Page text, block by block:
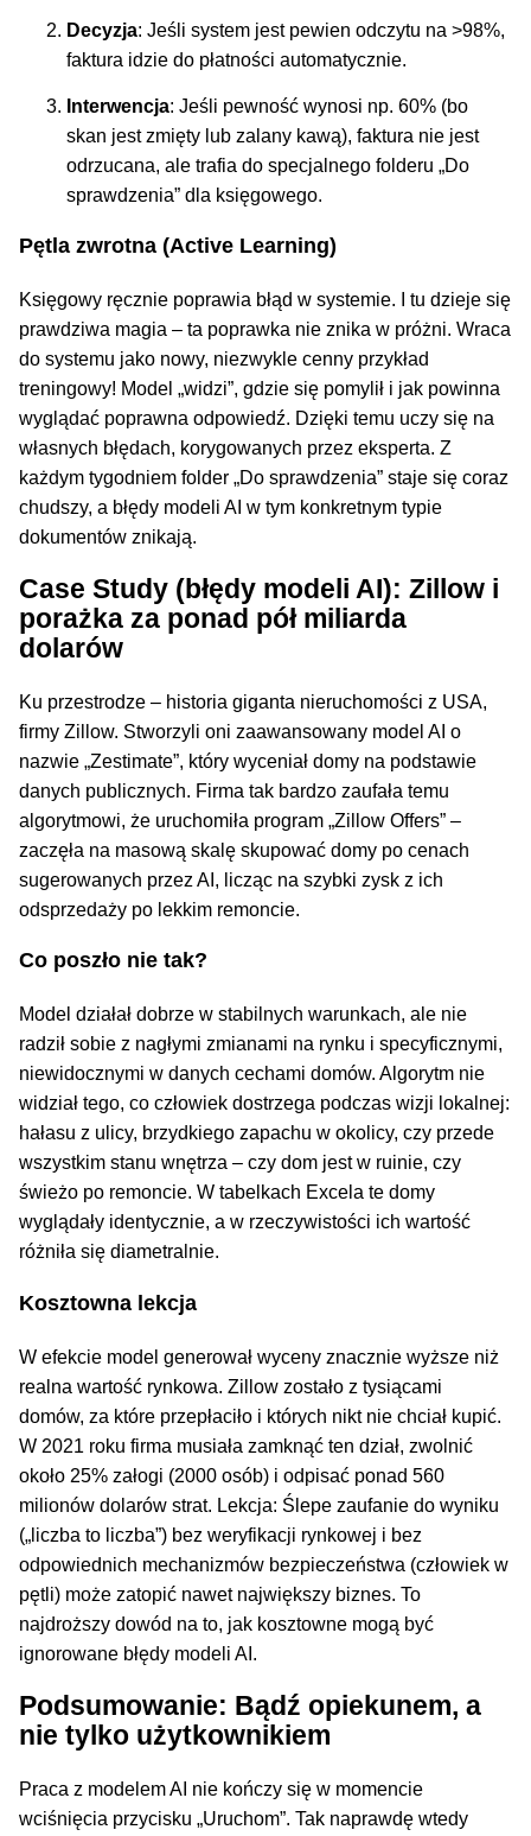
Decyzja: Jeśli system jest pewien odczytu na >98%,
faktura idzie do płatności automatycznie.
Interwencja: Jeśli pewność wynosi np. 60% (bo
skan jest zmięty lub zalany kawą), faktura nie jest
odrzucana, ale trafia do specjalnego folderu „Do
sprawdzenia” dla księgowego.
Pętla zwrotna (Active Learning)
Księgowy ręcznie poprawia błąd w systemie. I tu dzieje się
prawdziwa magia – ta poprawka nie znika w próżni. Wraca
do systemu jako nowy, niezwykle cenny przykład
treningowy! Model „widzi”, gdzie się pomylił i jak powinna
wyglądać poprawna odpowiedź. Dzięki temu uczy się na
własnych błędach, korygowanych przez eksperta. Z
każdym tygodniem folder „Do sprawdzenia” staje się coraz
chudszy, a błędy modeli AI w tym konkretnym typie
dokumentów znikają.
Case Study (błędy modeli AI): Zillow i
porażka za ponad pół miliarda
dolarów
Ku przestrodze – historia giganta nieruchomości z USA,
firmy Zillow. Stworzyli oni zaawansowany model AI o
nazwie „Zestimate”, który wyceniał domy na podstawie
danych publicznych. Firma tak bardzo zaufała temu
algorytmowi, że uruchomiła program „Zillow Offers” –
zaczęła na masową skalę skupować domy po cenach
sugerowanych przez AI, licząc na szybki zysk z ich
odsprzedaży po lekkim remoncie.
Co poszło nie tak?
Model działał dobrze w stabilnych warunkach, ale nie
radził sobie z nagłymi zmianami na rynku i specyficznymi,
niewidocznymi w danych cechami domów. Algorytm nie
widział tego, co człowiek dostrzega podczas wizji lokalnej:
hałasu z ulicy, brzydkiego zapachu w okolicy, czy przede
wszystkim stanu wnętrza – czy dom jest w ruinie, czy
świeżo po remoncie. W tabelkach Excela te domy
wyglądały identycznie, a w rzeczywistości ich wartość
różniła się diametralnie.
Kosztowna lekcja
W efekcie model generował wyceny znacznie wyższe niż
realna wartość rynkowa. Zillow zostało z tysiącami
domów, za które przepłaciło i których nikt nie chciał kupić.
W 2021 roku firma musiała zamknąć ten dział, zwolnić
około 25% załogi (2000 osób) i odpisać ponad 560
milionów dolarów strat. Lekcja: Ślepe zaufanie do wyniku
(„liczba to liczba”) bez weryfikacji rynkowej i bez
odpowiednich mechanizmów bezpieczeństwa (człowiek w
pętli) może zatopić nawet największy biznes. To
najdroższy dowód na to, jak kosztowne mogą być
ignorowane błędy modeli AI.
Podsumowanie: Bądź opiekunem, a
nie tylko użytkownikiem
Praca z modelem AI nie kończy się w momencie
wciśnięcia przycisku „Uruchom”. Tak naprawdę wtedy